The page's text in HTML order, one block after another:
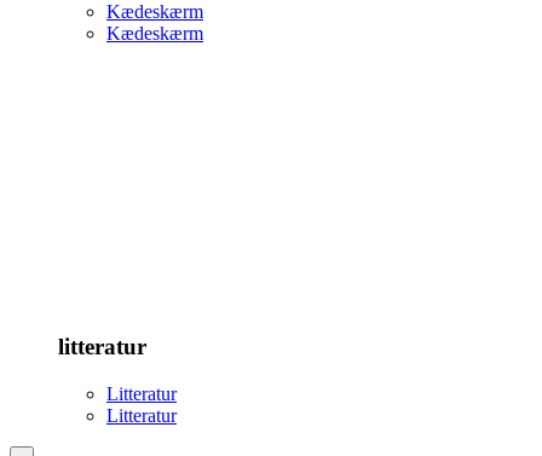
Kædeskærm
Kædeskærm
litteratur
Litteratur
Litteratur